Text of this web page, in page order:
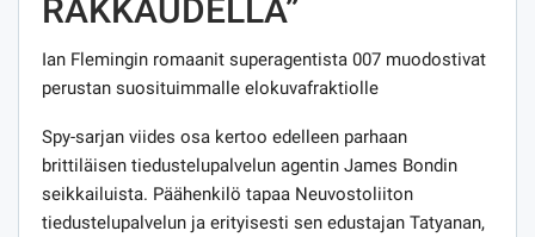
RAKKAUDELLA”
Ian Flemingin romaanit superagentista 007 muodostivat
perustan suosituimmalle elokuvafraktiolle
Spy-sarjan viides osa kertoo edelleen parhaan
brittiläisen tiedustelupalvelun agentin James Bondin
seikkailuista. Päähenkilö tapaa Neuvostoliiton
tiedustelupalvelun ja erityisesti sen edustajan Tatyanan,